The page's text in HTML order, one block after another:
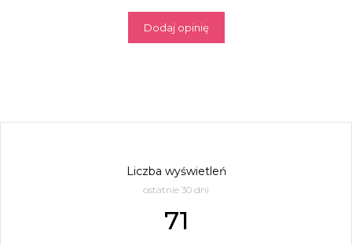
Dodaj opinię
Liczba wyświetleń
ostatnie 30 dni
71